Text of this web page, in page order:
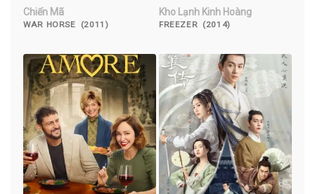
Chiến Mã
WAR HORSE (2011)
Kho Lạnh Kinh Hoàng
FREEZER (2014)